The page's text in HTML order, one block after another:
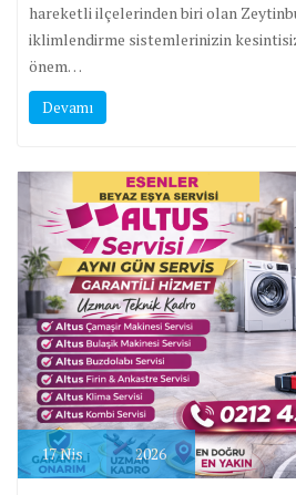
hareketli ilçelerinden biri olan
iklimlendirme sistemlerinizin
önem…
Devamı
17Nis 2026